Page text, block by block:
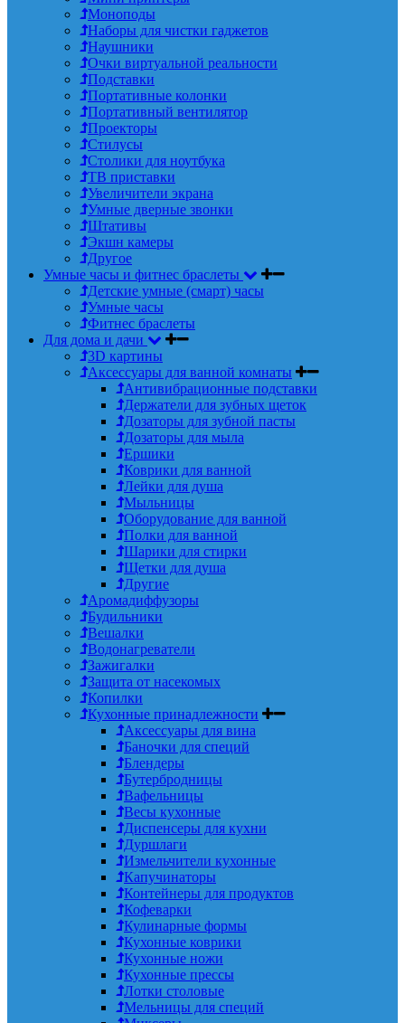
Моноподы
Наборы для чистки гаджетов
Наушники
Очки виртуальной реальности
Подставки
Портативные колонки
Портативный вентилятор
Проекторы
Стилусы
Столики для ноутбука
ТВ приставки
Увеличители экрана
Умные дверные звонки
Штативы
Экшн камеры
Другое
Умные часы и фитнес браслеты
Детские умные (смарт) часы
Умные часы
Фитнес браслеты
Для дома и дачи
3D картины
Аксессуары для ванной комнаты
Антивибрационные подставки
Держатели для зубных щеток
Дозаторы для зубной пасты
Дозаторы для мыла
Ершики
Коврики для ванной
Лейки для душа
Мыльницы
Оборудование для ванной
Полки для ванной
Шарики для стирки
Щетки для душа
Другие
Аромадиффузоры
Будильники
Вешалки
Водонагреватели
Зажигалки
Защита от насекомых
Копилки
Кухонные принадлежности
Аксессуары для вина
Баночки для специй
Блендеры
Бутербродницы
Вафельницы
Весы кухонные
Диспенсеры для кухни
Дуршлаги
Измельчители кухонные
Капучинаторы
Контейнеры для продуктов
Кофеварки
Кулинарные формы
Кухонные коврики
Кухонные ножи
Кухонные прессы
Лотки столовые
Мельницы для специй